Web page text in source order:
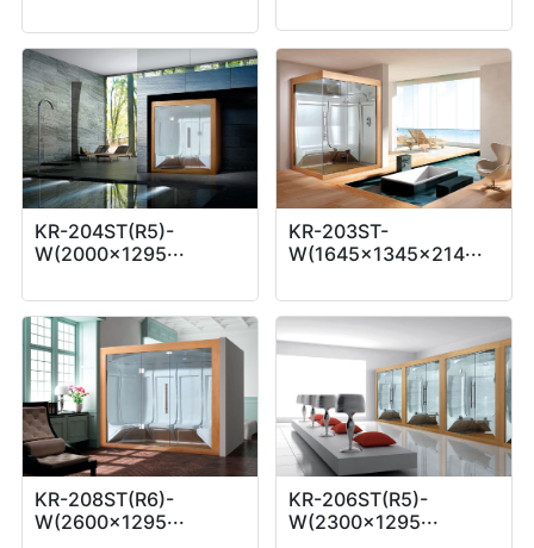
KR-204ST(R5)-
W(2000x1295···
KR-203ST-
W(1645x1345x214···
KR-208ST(R6)-
W(2600x1295···
KR-206ST(R5)-
W(2300x1295···